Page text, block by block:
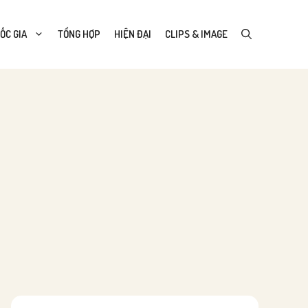
GIA TỔNG HỢP HIỆN ĐẠI CLIPS & IMAGE